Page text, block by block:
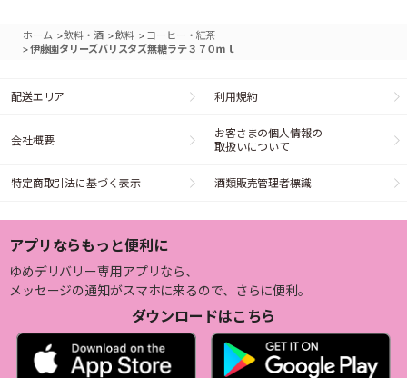
ホーム >飲料・酒 >飲料 > コーヒー・紅茶
>伊藤園タリーズバリスタズ無糖ラテ３７０ｍｌ
配送エリア 利用規約
会社概要
お客さまの個人情報の
取扱いについて
特定商取引法に基づく表示 酒類販売管理者標識
アプリならもっと便利に
ゆめデリバリー専用アプリなら、
メッセージの通知がスマホに来るので、さらに便利。
ダウンロードはこちら